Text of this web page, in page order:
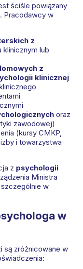
ściśle powiązany
Pracodawcy w
z
klinicznym lub
z
klinicznej
oraz
zawodowej)
(kursy CMKP,
i towarzystwa
z psychologii
Ministra
w
w
są zróżnicowane w